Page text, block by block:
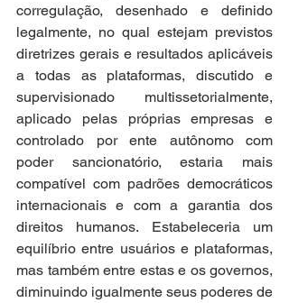
corregulação, desenhado e definido
legalmente, no qual estejam previstos
diretrizes gerais e resultados aplicáveis
a todas as plataformas, discutido e
supervisionado multissetorialmente,
aplicado pelas próprias empresas e
controlado por ente autônomo com
poder sancionatório, estaria mais
compatível com padrões democráticos
internacionais e com a garantia dos
direitos humanos. Estabeleceria um
equilíbrio entre usuários e plataformas,
mas também entre estas e os governos,
diminuindo igualmente seus poderes de